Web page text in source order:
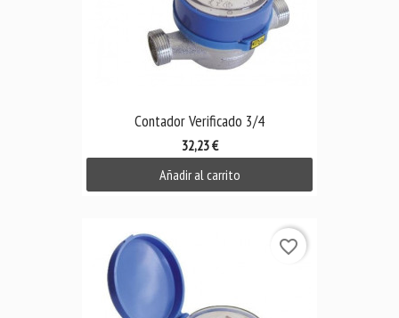
Contador Verificado 3/4
32,23 €
Añadir al carrito
favorite_border